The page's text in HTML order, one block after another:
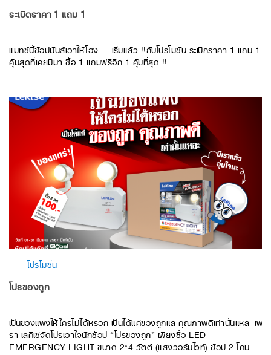
ระเบิดราคา 1 แถม 1
แมทช์นี้ช้อปมันส์เอาให้โฮ่ง . . เริ่มแล้ว !!กับโปรโมชัน ระเบิกราคา 1 แถม 1
คุ้มสุดที่เคยมีมา ซื้อ 1 แถมฟรีอีก 1 คุ้มที่สุด !!
โปรโมชั่น
โปรของถูก
เป็นของแพงให้ใครไม่ได้หรอก เป็นได้แค่ของถูกและคุณภาพดีเท่านั้นแหละ เพ
ราะเลคิเซ่จัดโปรเอาใจนักช้อป “โปรของถูก” เพียงซื้อ LED
EMERGENCY LIGHT ขนาด 2*4 วัตต์ (แสงวอร์มไวท์) ช้อป 2 โคม